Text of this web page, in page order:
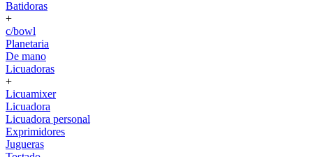
Batidoras
+
c/bowl
Planetaria
De mano
Licuadoras
+
Licuamixer
Licuadora
Licuadora personal
Exprimidores
Jugueras